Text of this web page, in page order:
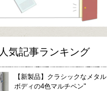
人気記事ランキング
【新製品】クラシックなメタル
ボディの4色マルチペン"